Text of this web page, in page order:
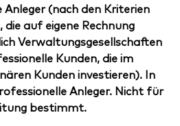
(nach den Kriterien
auf eigene Rechnung
Verwaltungsgesellschaften
Kunden, die im
Kunden investieren). In
Anleger. Nicht für
bestimmt.